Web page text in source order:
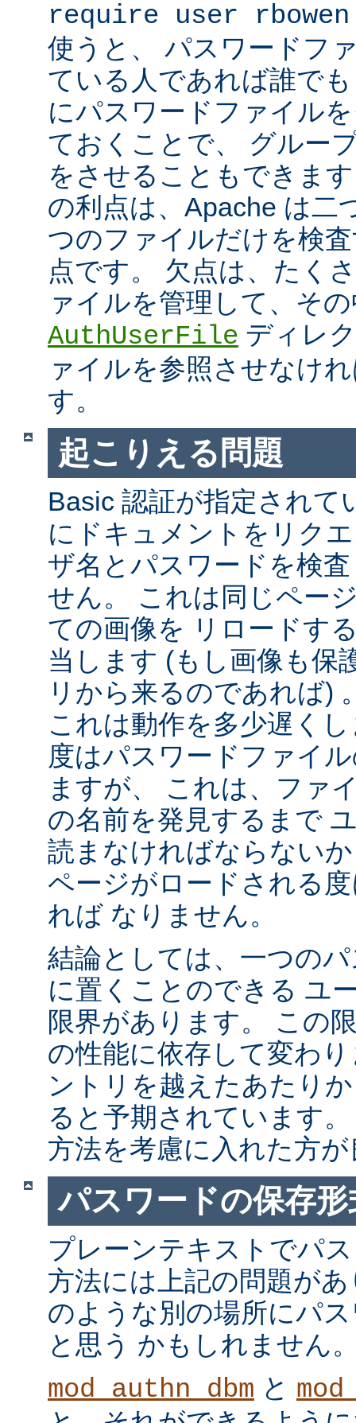
require user rbowen
使うと、 パスワードフ
ている人であれば誰で
にパスワードファイル
ておくことで、 グルー
をさせることもできま
の利点は、Apache は二
つのファイルだけを検
点です。 欠点は、たく
ァイルを管理して、そ
AuthUserFile ディレ
ァイルを参照させなけ
す。
起こりえる問題
Basic 認証が指定されて
にドキュメントをリク
ザ名とパスワードを検
せん。 これは同じペー
ての画像を リロードす
当します (もし画像も保
リから来るのであれば)
これは動作を多少遅く
度はパスワードファイ
ますが、 これは、ファ
の名前を発見するまで
読まなければならない
ページがロードされる
れば なりません。
結論としては、一つの
に置くことのできる ユ
限界があります。 この
の性能に依存して変わ
ントリを越えたあたり
ると予期されています
方法を考慮に入れた方
パスワードの保存
プレーンテキストでパ
方法には上記の問題が
のような別の場所にパ
と思う かもしれません
mod_authn_dbm と